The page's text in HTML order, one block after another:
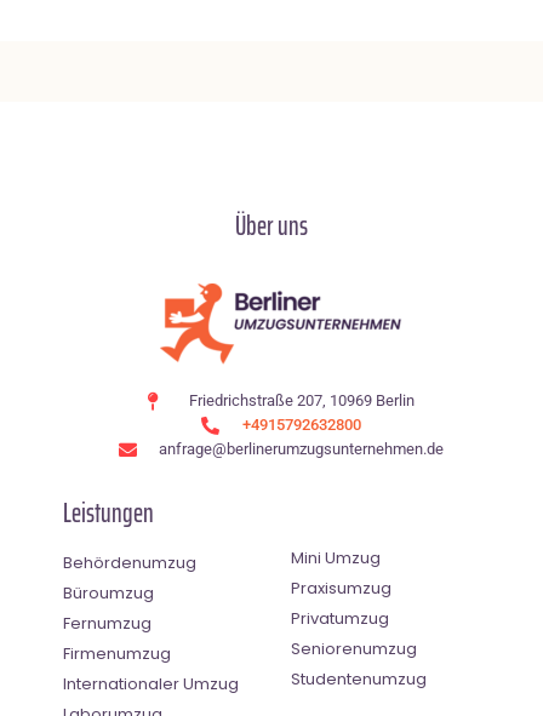
Über uns
Friedrichstraße 207, 10969 Berlin
+4915792632800
anfrage@berlinerumzugsunternehmen.de
Leistungen
Behördenumzug
Büroumzug
Fernumzug
Firmenumzug
Internationaler Umzug
Mini Umzug
Praxisumzug
Privatumzug
Seniorenumzug
Studentenumzug